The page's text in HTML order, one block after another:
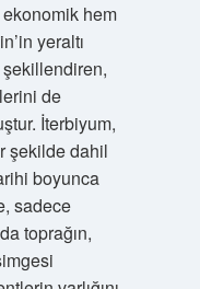
hem
yeraltı
şekillendiren,
de
İterbiyum,
şekilde dahil
boyunca
sadece
toprağın,